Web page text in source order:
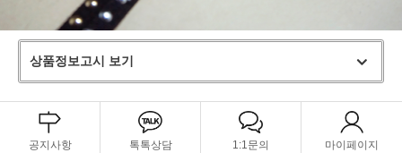
상품정보고시 보기
공지사항 톡톡상담 1:1문의 마이페이지